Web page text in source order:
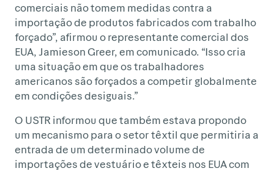
comerciais não tomem medidas contra a
importação de produtos fabricados com trabalho
forçado”, afirmou o representante comercial dos
EUA, Jamieson Greer, em comunicado. “Isso cria
uma situação em que os trabalhadores
americanos são forçados a competir globalmente
em condições desiguais.”
O USTR informou que também estava propondo
um mecanismo para o setor têxtil que permitiria a
entrada de um determinado volume de
importações de vestuário e têxteis nos EUA com